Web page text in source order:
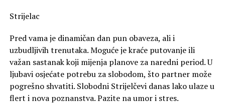
Strijelac
Pred vama je dinamičan dan pun obaveza, ali i
uzbudljivih trenutaka. Moguće je kraće putovanje ili
važan sastanak koji mijenja planove za naredni period. U
ljubavi osjećate potrebu za slobodom, što partner može
pogrešno shvatiti. Slobodni Strijelčevi danas lako ulaze u
flert i nova poznanstva. Pazite na umor i stres.